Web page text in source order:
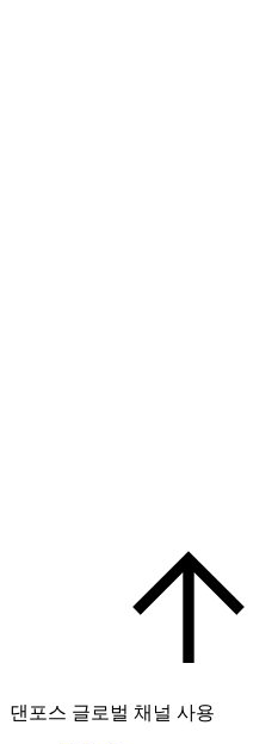
댄포스 글로벌 채널 사용